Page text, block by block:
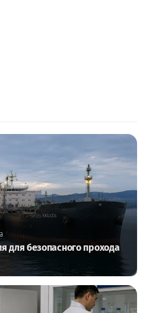
для безопасного прохода